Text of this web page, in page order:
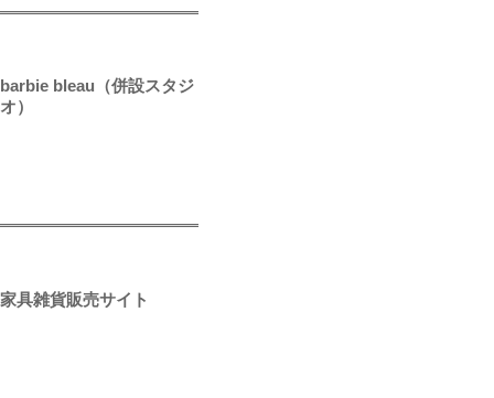
barbie bleau（併設スタジ
オ）
家具雑貨販売サイト